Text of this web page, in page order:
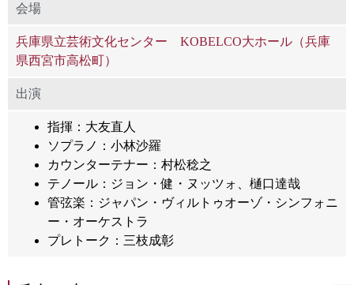
会場
兵庫県立芸術文化センター KOBELCO大ホール（兵庫
県西宮市高松町）
出演
指揮：大友直人
ソプラノ：小林沙羅
カウンターテナー：村松稔之
テノール：ジョン・健・ヌッツォ、樋口達哉
管弦楽：ジャパン・ヴィルトゥオーゾ・シンフォニ
ー・オーケストラ
プレトーク：三枝成彰